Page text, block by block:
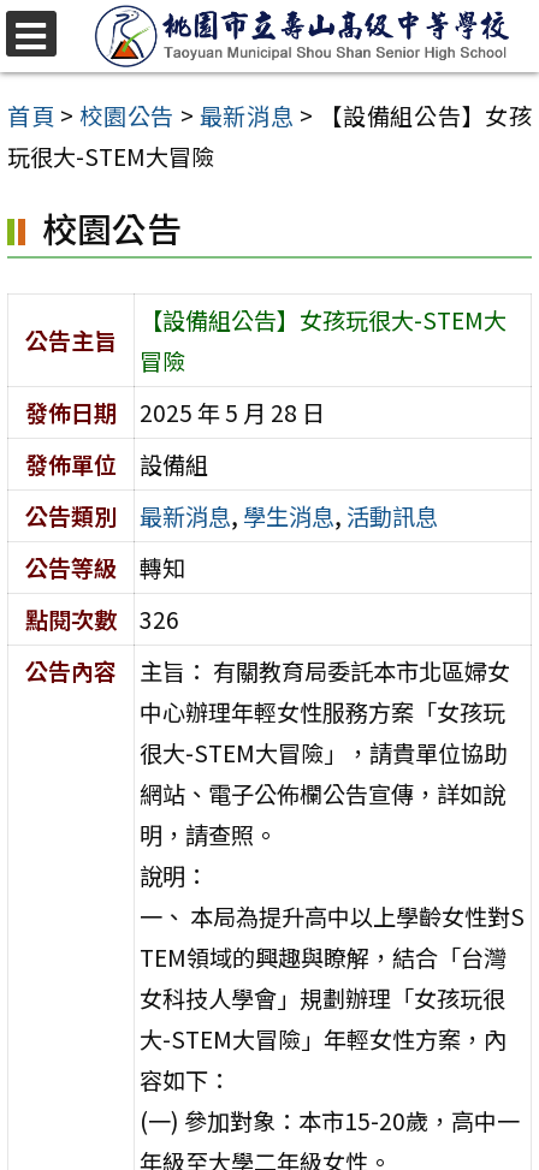
跳
至
主
要
容
區
首頁 > 校園公告 > 最新消息 >
【設備組公告】女孩
玩很大-STEM大冒險
校園公告
公告主旨
【設備組公告】女孩玩很大-STEM大
冒險
發佈日期
2025 年 5 月 28 日
發佈單位
設備組
公告類別
最新消息, 學生消息, 活動訊息
公告等級
轉知
點閱次數
326
公告內容
主旨： 有關教育局委託本市北區婦女
中心辦理年輕女性服務方案「女孩玩
很大-STEM大冒險」，請貴單位協助
網站、電子公佈欄公告宣傳，詳如說
明，請查照。
說明：
一、 本局為提升高中以上學齡女性對S
TEM領域的興趣與瞭解，結合「台灣
女科技人學會」規劃辦理「女孩玩很
大-STEM大冒險」年輕女性方案，內
容如下：
(一) 參加對象：本市15-20歲，高中一
年級至大學二年級女性。
選
單